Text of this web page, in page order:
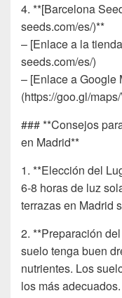
4. **[Barcelona
seeds.com/es/)**
– [Enlace a la
seeds.com/es/)
– [Enlace a Google
(https://goo.gl/
### **Consejos
en Madrid**
1. **Elección del
6-8 horas de luz
terrazas en Madrid
2. **Preparación
suelo tenga buen
nutrientes. Los
los más adecuados.